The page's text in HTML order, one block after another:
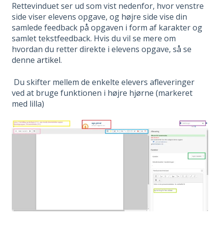
Rettevinduet ser ud som vist nedenfor, hvor venstre
side viser elevens opgave, og højre side vise din
samlede feedback på opgaven i form af karakter og
samlet tekstfeedback. Hvis du vil se mere om
hvordan du retter direkte i elevens opgave, så se
denne artikel.
Du skifter mellem de enkelte elevers afleveringer
ved at bruge funktionen i højre hjørne (markeret
med lilla)